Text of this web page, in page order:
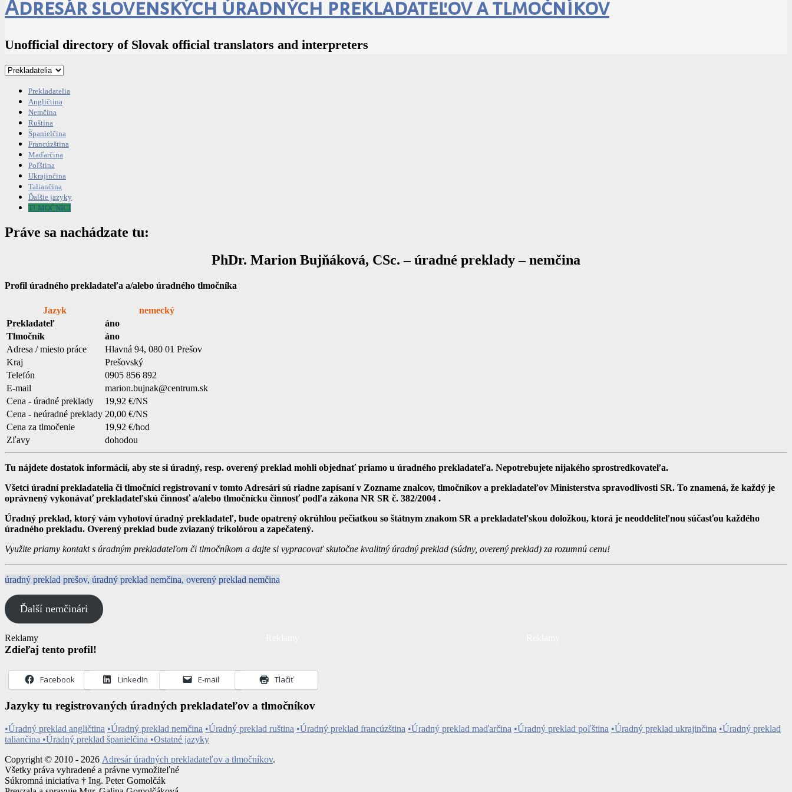
Adresár slovenských úradných prekladateľov a tlmočníkov
Unofficial directory of Slovak official translators and interpreters
Prekladatelia
Angličtina
Nemčina
Ruština
Španielčina
Francúzština
Maďarčina
Poľština
Ukrajinčina
Taliančina
Ďalšie jazyky
TLMOČNÍCI
Práve sa nachádzate tu:
PhDr. Marion Bujňáková, CSc. – úradné preklady – nemčina
Profil úradného prekladateľa a/alebo úradného tlmočníka
Jazyk
nemecký
Prekladateľ
áno
Tlmočník
áno
Adresa / miesto práce
Hlavná 94, 080 01 Prešov
Kraj
Prešovský
Telefón
0905 856 892
E-mail
marion.bujnak@centrum.sk
Cena - úradné preklady
19,92 €/NS
Cena - neúradné preklady 20,00 €/NS
Cena za tlmočenie
19,92 €/hod
Zľavy
dohodou
Tu nájdete dostatok informácií, aby ste si úradný, resp. overený preklad mohli objednať priamo u úradného prekladateľa. Nepotrebujete nijakého sprostredkovateľa.
Všetci úradní prekladatelia či tlmočníci registrovaní v tomto Adresári sú riadne zapísaní v Zozname znalcov, tlmočníkov a prekladateľov Ministerstva spravodlivosti SR. To znamená, že každý je
oprávnený vykonávať prekladateľskú činnosť a/alebo tlmočnícku činnosť podľa zákona NR SR č. 382/2004 .
Úradný preklad, ktorý vám vyhotoví úradný prekladateľ, bude opatrený okrúhlou pečiatkou so štátnym znakom SR a prekladateľskou doložkou, ktorá je neoddeliteľnou súčasťou každého
úradného prekladu. Overený preklad bude zviazaný trikolórou a zapečatený.
Využite priamy kontakt s úradným prekladateľom či tlmočníkom a dajte si vypracovať skutočne kvalitný úradný preklad (súdny, overený preklad) za rozumnú cenu!
úradný preklad prešov, úradný preklad nemčina, overený preklad nemčina
Ďalší nemčinári
Reklamy
Zdieľaj tento profil!
Facebook LinkedIn E-mail Tlačiť
Jazyky tu registrovaných úradných prekladateľov a tlmočníkov
•Úradný preklad angličtina •Úradný preklad nemčina •Úradný preklad ruština •Úradný preklad francúzština •Úradný preklad maďarčina •Úradný preklad poľština •Úradný preklad ukrajinčina •Úradný preklad
taliančina •Úradný preklad španielčina •Ostatné jazyky
Copyright © 2010 - 2026 Adresár úradných prekladateľov a tlmočníkov.
Všetky práva vyhradené a právne vymožiteľné
Súkromná iniciatíva † Ing. Peter Gomolčák